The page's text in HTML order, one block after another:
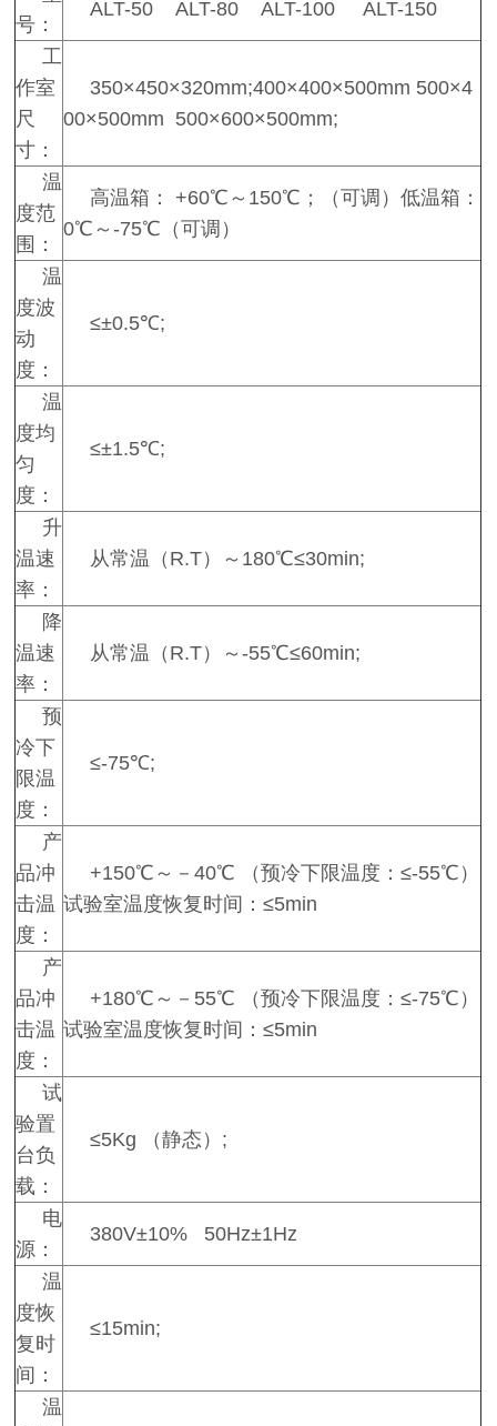
号：
ALT-50 ALT-80 ALT-100 ALT-150
工
作室
尺
寸：
350×450×320mm;400×400×500mm 500×4
00×500mm 500×600×500mm;
温
度范
围：
高温箱： +60℃～150℃；（可调）低温箱：
0℃～-75℃（可调）
温
度波
动
度：
≤±0.5℃;
温
度均
匀
度：
≤±1.5℃;
升
温速
率：
从常温（R.T）～180℃≤30min;
降
温速
率：
从常温（R.T）～-55℃≤60min;
预
冷下
限温
度：
≤-75℃;
产
品冲
击温
度：
+150℃～－40℃ （预冷下限温度：≤-55℃）
试验室温度恢复时间：≤5min
产
品冲
击温
度：
+180℃～－55℃ （预冷下限温度：≤-75℃）
试验室温度恢复时间：≤5min
试
验置
台负
载：
≤5Kg （静态）;
电
源：
380V±10% 50Hz±1Hz
温
度恢
复时
间：
≤15min;
温